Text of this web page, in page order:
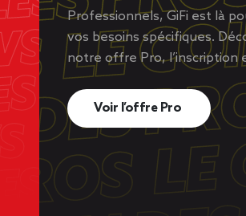
Professionnels, GiFi est là
vos besoins spécifiques.
notre offre Pro, l’inscription
Voir l’offre Pro